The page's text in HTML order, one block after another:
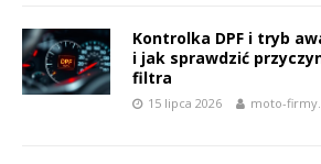
Kontrolka DPF i tryb
i jak sprawdzić
filtra
15 lipca 2026 moto-